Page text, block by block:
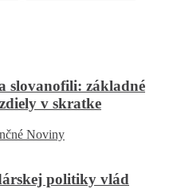
slovanofili: základné
v skratke
Noviny
politiky vlád